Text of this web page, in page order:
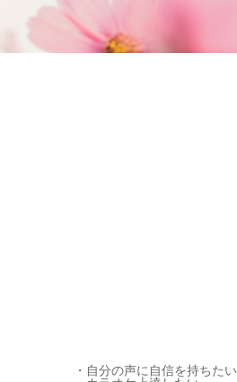
・自分の声に自信を持ちたい